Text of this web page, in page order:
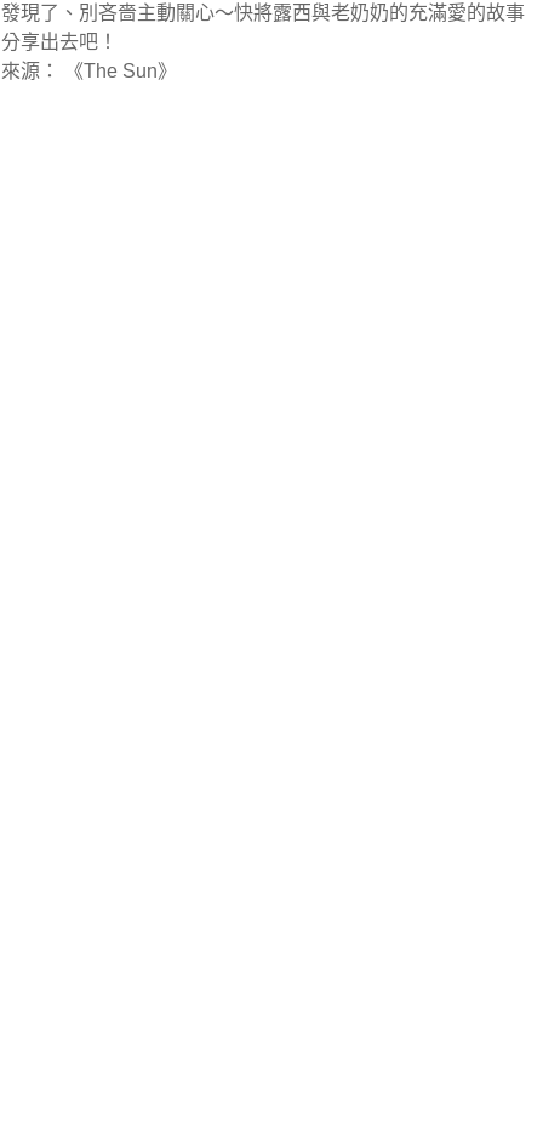
發現了、別吝嗇主動關心～快將露西與老奶奶的充滿愛的故事
分享出去吧！
來源： 《The Sun》